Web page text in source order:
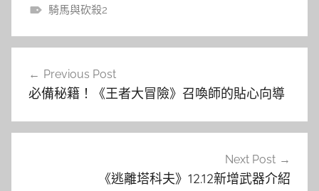
騎馬與砍殺2
覽
Previous Post
必備秘籍！《王者大冒險》召喚師的貼心向導
Next Post
《逃離塔科夫》12.12新增武器介紹